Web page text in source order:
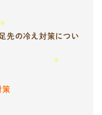
足先の冷え対策につい
策